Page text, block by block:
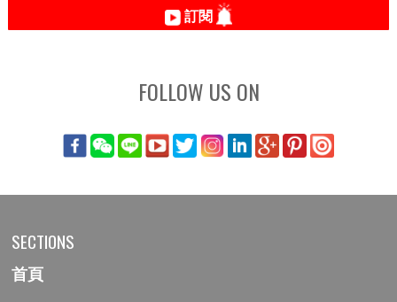
訂閱
FOLLOW US ON
SECTIONS
首頁